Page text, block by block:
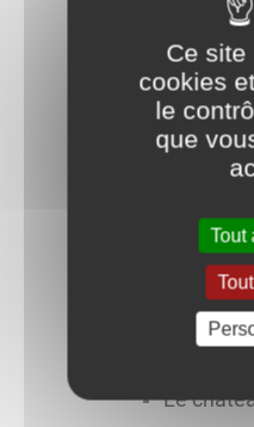
Cycle de
Villey
Le local
Vie
Le
Ce site
cookies
le
que
Tout